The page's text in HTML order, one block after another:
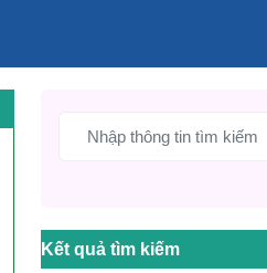
Kết quả tìm kiếm